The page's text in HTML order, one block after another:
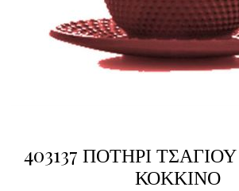
403137 ΠΟΤΗΡΙ
ΚΟΚΚΙΝΟ